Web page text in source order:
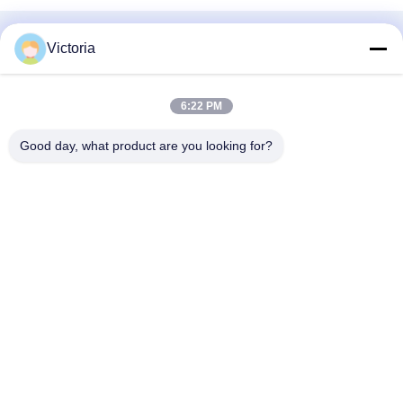
Gerelateerde Producten
Victoria
6:22 PM
Good day, what product are you looking for?